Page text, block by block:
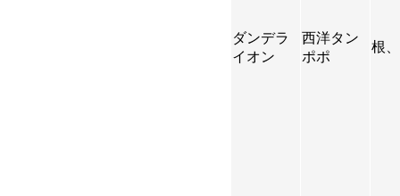
ダンデラ
イオン
西洋タン
ポポ
根